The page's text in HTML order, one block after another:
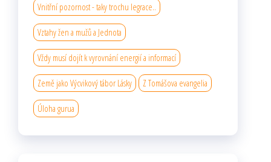
Vnitřní pozornost - taky trochu legrace..
Vztahy žen a mužů a Jednota
Vždy musí dojít k vyrovnání energií a informací
Země jako Výcvikový tábor Lásky Z Tomášova evangelia
Úloha gurua